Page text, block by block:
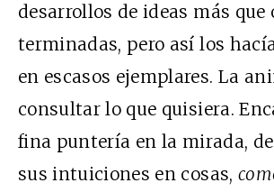
desarrollos de ideas más que
terminadas, pero así los
en escasos ejemplares. La
consultar lo que quisiera.
fina puntería en la mirada,
sus intuiciones en cosas,